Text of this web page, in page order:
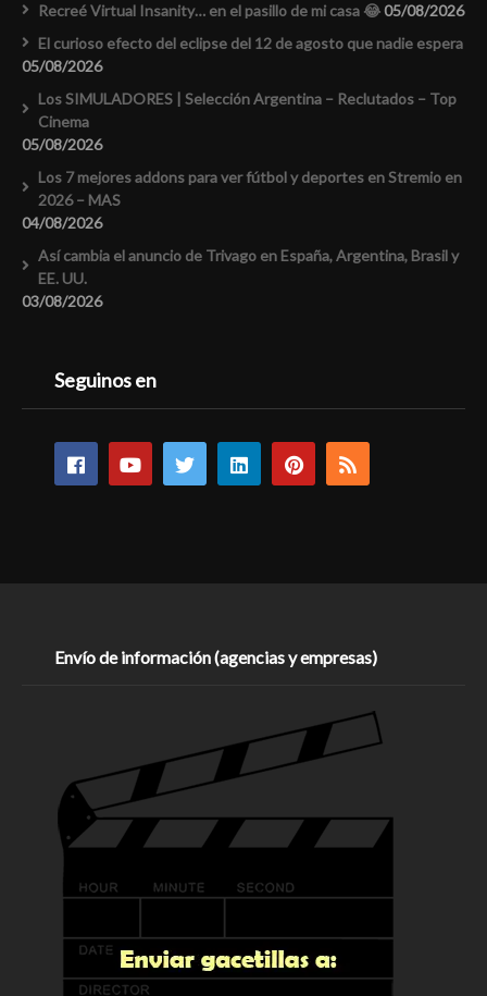
Recreé Virtual Insanity… en el pasillo de mi casa 😂05/08/2026
El curioso efecto del eclipse del 12 de agosto que nadie espera
05/08/2026
Los SIMULADORES | Selección Argentina – Reclutados – Top
Cinema
05/08/2026
Los 7 mejores addons para ver fútbol y deportes en Stremio en
2026 – MAS
04/08/2026
Así cambia el anuncio de Trivago en España, Argentina, Brasil y
EE. UU.
03/08/2026
Seguinos en
Envío de información (agencias y empresas)